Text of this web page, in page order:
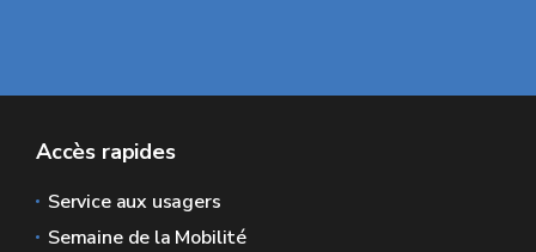
Accès rapides
Service aux usagers
Semaine de la Mobilité